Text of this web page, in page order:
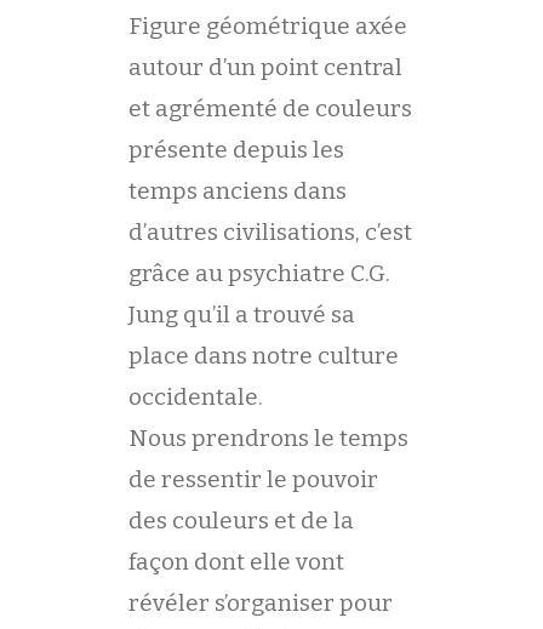
Figure géométrique axée
autour d’un point central
et agrémenté de couleurs
présente depuis les
temps anciens dans
d’autres civilisations, c’est
grâce au psychiatre C.G.
Jung qu’il a trouvé sa
place dans notre culture
occidentale.
Nous prendrons le temps
de ressentir le pouvoir
des couleurs et de la
façon dont elle vont
révéler s’organiser pour